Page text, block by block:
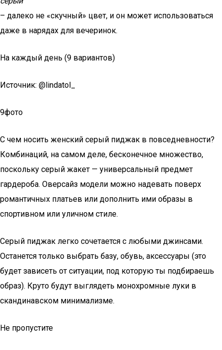
– далеко не «скучный» цвет, и он может использоваться
даже в нарядах для вечеринок.
На каждый день (9 вариантов)
Источник: @lindatol_
9фото
С чем носить женский серый пиджак в повседневности?
Комбинаций, на самом деле, бесконечное множество,
поскольку серый жакет — универсальный предмет
гардероба. Оверсайз модели можно надевать поверх
романтичных платьев или дополнить ими образы в
спортивном или уличном стиле.
Серый пиджак легко сочетается с любыми джинсами.
Останется только выбрать базу, обувь, аксессуары (это
будет зависеть от ситуации, под которую ты подбираешь
образ). Круто будут выглядеть монохромные луки в
скандинавском минимализме.
Не пропустите